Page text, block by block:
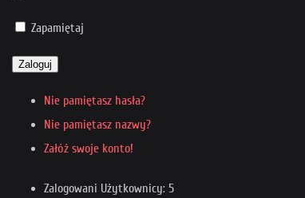
Zapamiętaj
Zaloguj
Nie pamiętasz hasła?
Nie pamiętasz nazwy?
Załóż swoje konto!
Zalogowani Użytkownicy: 5